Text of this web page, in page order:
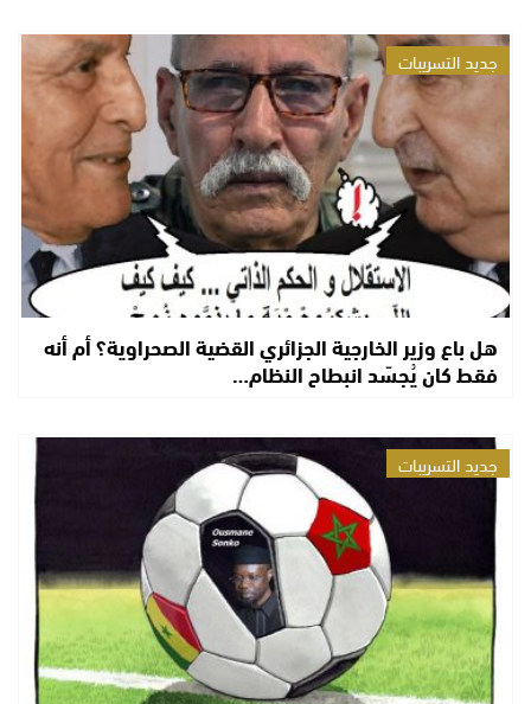
جديد التسريبات
هل باع وزير الخارجية الجزائري القضية الصحراوية؟ أم أنه
فقط كان يُجسّد انبطاح النظام…
جديد التسريبات